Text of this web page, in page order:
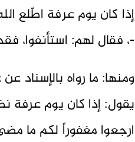
إذا كان يوم عرفة اطّلع
-، فقال لهم: استأنفوا،
ومنها: ما رواه بالإسناد
يقول: إذا كان يوم عرفة
ارجعوا مغفوراً لكم ما